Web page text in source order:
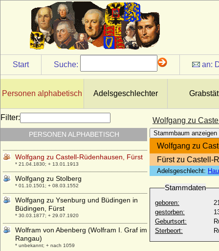
Start Suche: an:
Personen alphabetisch Adelsgeschlechter
Wolfgang zu
Stammbaum anzeigen
Wolfgang zu
Fürst zu Castell-
Adelsgeschlecht:
Stammdaten
geboren:
gestorben:
Geburtsort:
Sterbeort:
Filter:
PERSONEN ALPHABETISCH
Grubenhagen-Herzberg
* 06.04.1531; + 14.03.1595
Wolfgang von der Pfalz-Zweibrücken
* 26.09.1526; + 11.06.1569
Wolfgang von Hessen
Wolfgang von Hohenlohe-Weikersheim
(Wolfgang II.)
Wolfgang von Hohenzollern (Franz
* 1483/1484; + 16.06.1517
Wolfgang Wilhelm von der Pfalz-
Zweibrücken-Neuburg
* 04.11.1578; + 20.03.1653
Wolfgang zu Castell-Rüdenhausen, Fürst
* 21.04.1830; + 13.01.1913
Wolfgang zu Stolberg
* 01.10.1501; + 08.03.1552
Wolfgang zu Ysenburg und Büdingen in
Büdingen, Fürst
* 30.03.1877; + 29.07.1920
Wolfram von Abenberg (Wolfram I. Graf im
Rangau)
* unbekannt; + nach 1059